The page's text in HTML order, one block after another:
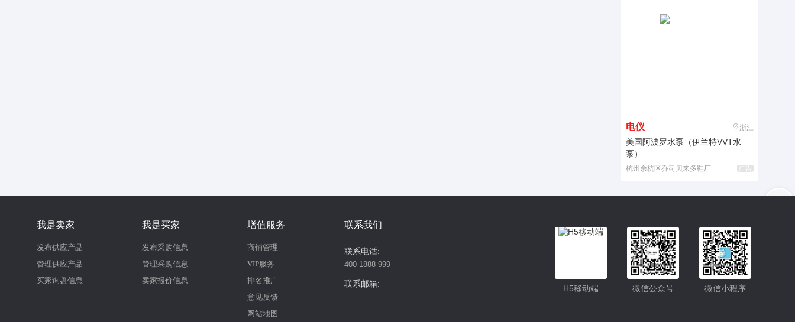
电仪 浙江
美国阿波罗水泵（伊兰特VVT水
泵）
杭州余杭区乔司贝来多鞋厂 广告
我是卖家
发布供应产品
管理供应产品
买家询盘信息
我是买家
发布采购信息
管理采购信息
卖家报价信息
增值服务
商铺管理
VIP服务
排名推广
意见反馈
网站地图
联系我们
联系电话:
400-1888-999
联系邮箱: 微信小程序
微信公众号
H5移动端